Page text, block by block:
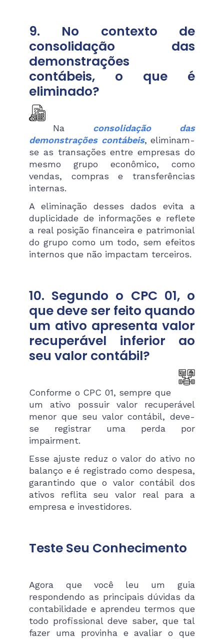
9. No contexto de
consolidação das
demonstrações
contábeis, o que é
eliminado?
Na consolidação das
demonstrações contábeis, eliminam-
se as transações entre empresas do
mesmo grupo econômico, como
vendas, compras e transferências
internas.
A eliminação desses dados evita a
duplicidade de informações e reflete
a real posição financeira e patrimonial
do grupo como um todo, sem efeitos
internos que não impactam terceiros​.
10. Segundo o CPC 01, o
que deve ser feito quando
um ativo apresenta valor
recuperável inferior ao
seu valor contábil?
Conforme o CPC 01, sempre que
um ativo possuir valor recuperável
menor que seu valor contábil, deve-
se registrar uma perda por
impairment.
Esse ajuste reduz o valor do ativo no
balanço e é registrado como despesa,
garantindo que o valor contábil dos
ativos reflita seu valor real para a
empresa e investidores​.
Teste Seu Conhecimento
Agora que você leu um guia
respondendo as principais dúvidas da
contabilidade e aprendeu termos que
todo profissional deve saber, que tal
fazer uma provinha e avaliar o que